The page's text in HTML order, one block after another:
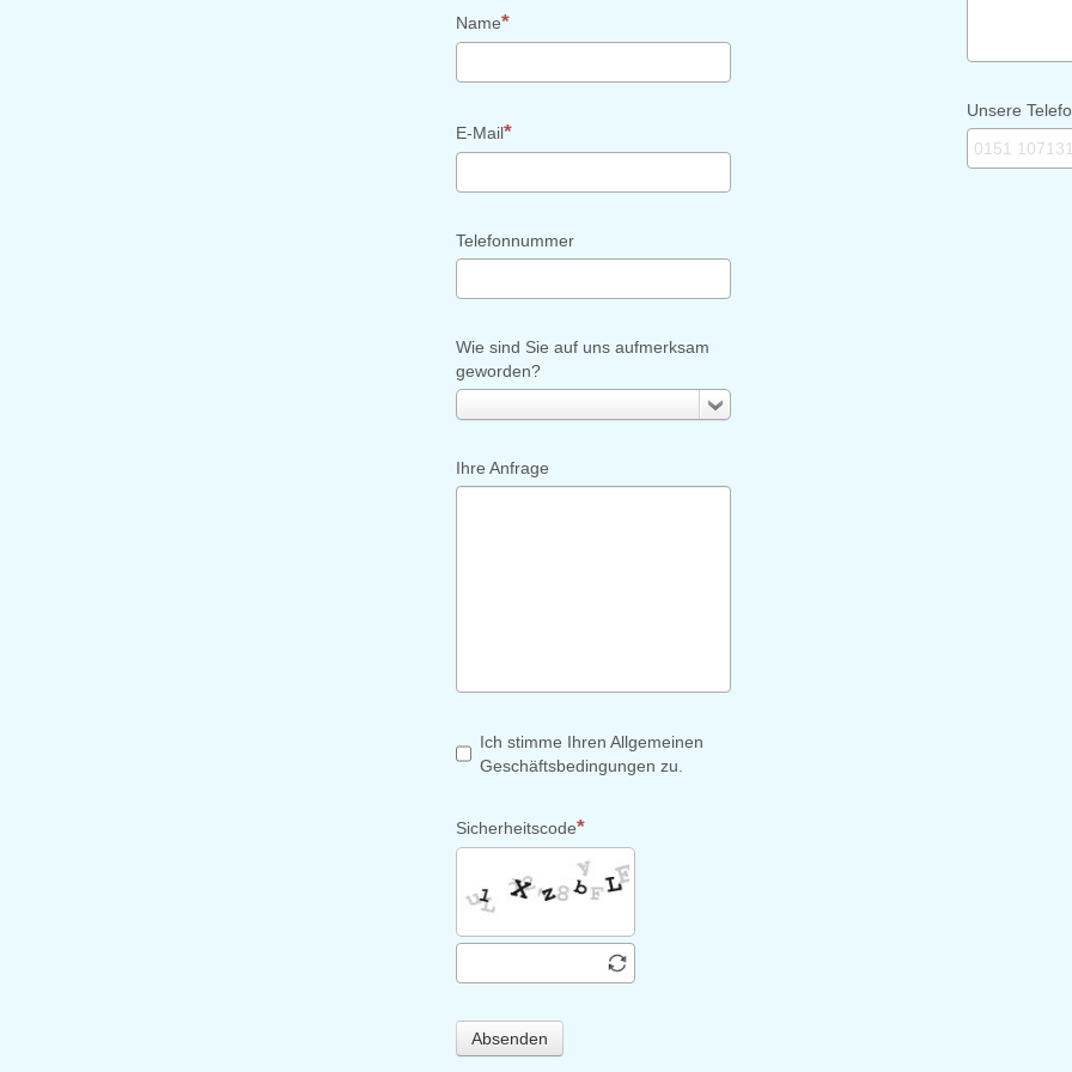
Name
E-Mail
Telefonnummer
Wie sind Sie auf uns aufmerksam
geworden?
Ihre Anfrage
Ich stimme Ihren Allgemeinen
Geschäftsbedingungen zu.
Sicherheitscode
Absenden
Unsere